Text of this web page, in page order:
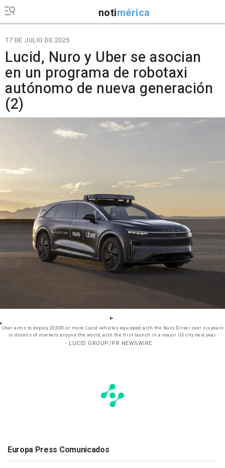
notimérica
17 DE JULIO DE 2025
Lucid, Nuro y Uber se asocian
en un programa de robotaxi
autónomo de nueva generación
(2)
Uber aims to deploy 20,000 or more Lucid vehicles equipped with the Nuro Driver over six years
in dozens of markets around the world, with the first launch in a major US city next year.
- LUCID GROUP/PR NEWSWIRE
Europa Press Comunicados